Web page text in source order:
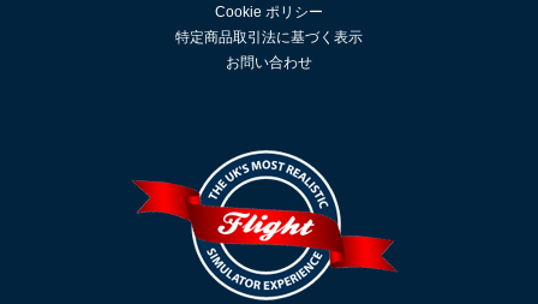
Cookie ポリシー
特定商品取引法に基づく表示
お問い合わせ